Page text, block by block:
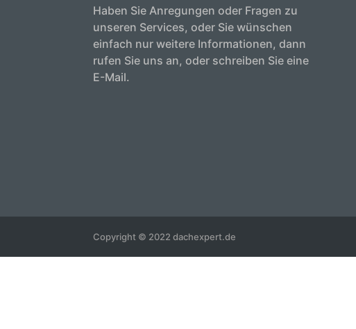
Haben Sie Anregungen oder Fragen zu
unseren Services, oder Sie wünschen
einfach nur weitere Informationen, dann
rufen Sie uns an, oder schreiben Sie eine
E-Mail.
Copyright © 2022 dachexpert.de